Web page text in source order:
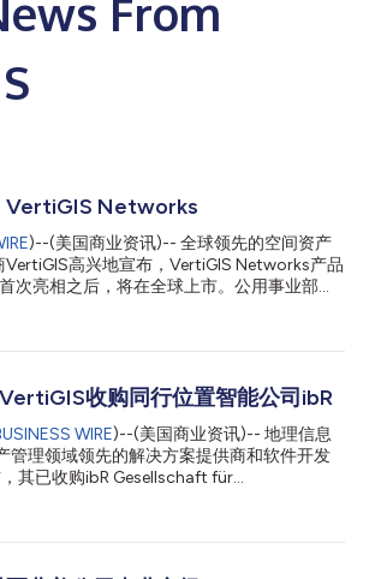
From
VertiGIS Networks
)--(美国商业资讯)-- 全球领先的空间资产
高兴地宣布，VertiGIS Networks产品
次亮相之后，将在全球上市。公用事业部门
在2018年发布了ArcGIS Utility Network。
器和本地应用程序中通过在线和离线工作流
能够利用云基础设施的可扩展性和灵活
合、高效的资源利用和更高的韧性。尤其值
Networks可以在GIS和SAP或其他企业系统
收购同行位置智能公司ibR
WIRE)--(美国商业资讯)-- 地理信息
管理领域领先的解决方案提供商和软件开发
其已收购ibR Gesellschaft für
林的软件即服务(SaaS)/云开发创新中心，